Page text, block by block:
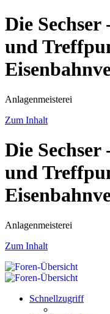
Die
und
Anlagenmeisterei
Zum Inhalt
Die
und
Anlagenmeisterei
Zum Inhalt
Schnellzugriff